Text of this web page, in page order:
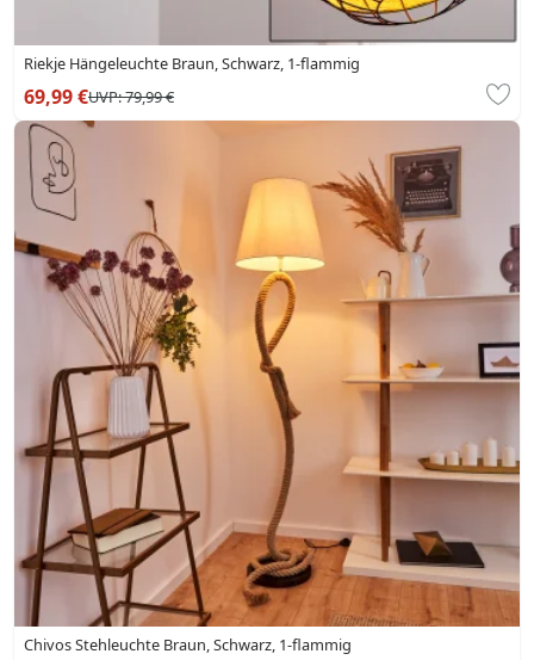
Riekje Hängeleuchte Braun, Schwarz, 1-flammig
69,99 €UVP:79,99 €
Chivos Stehleuchte Braun, Schwarz, 1-flammig